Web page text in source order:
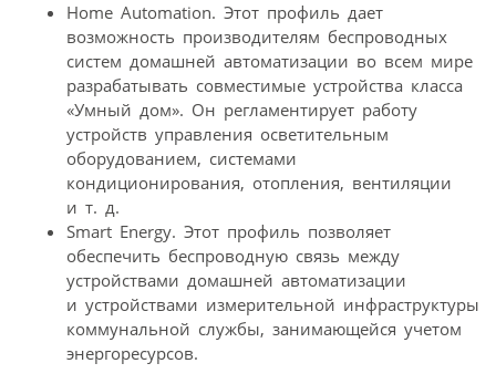
Home Automation. Этот профиль дает
возможность производителям беспроводных
систем домашней автоматизации во всем мире
разрабатывать совместимые устройства класса
«Умный дом». Он регламентирует работу
устройств управления осветительным
оборудованием, системами
кондиционирования, отопления, вентиляции
и т. д.
Smart Energy. Этот профиль позволяет
обеспечить беспроводную связь между
устройствами домашней автоматизации
и устройствами измерительной инфраструктуры
коммунальной службы, занимающейся учетом
энергоресурсов.